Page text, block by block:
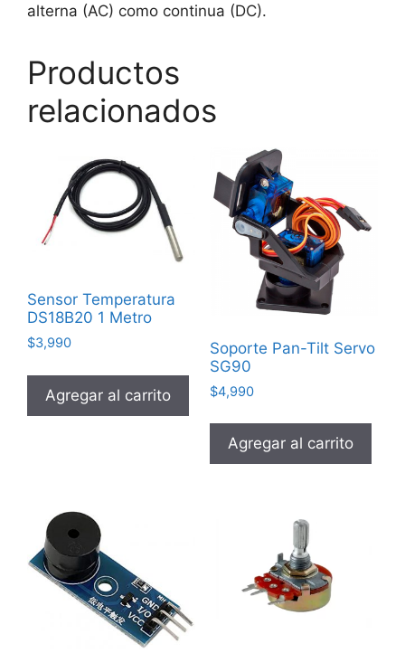
alterna (AC) como continua (DC).
Productos
relacionados
Sensor Temperatura
DS18B20 1 Metro
$3,990
Agregar al carrito
Soporte Pan-Tilt Servo
SG90
$4,990
Agregar al carrito